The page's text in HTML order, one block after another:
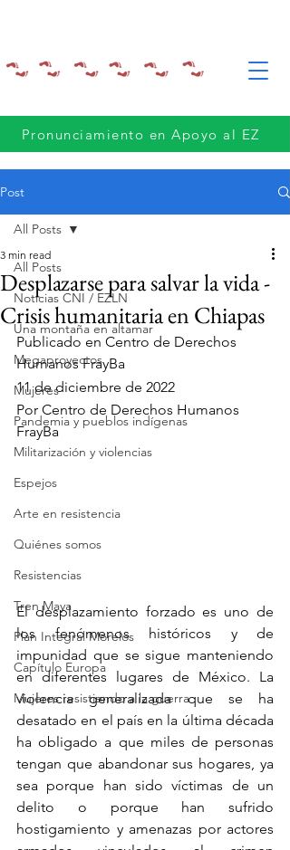
Pronunciamiento en Apoyo al EZ
Post
All Posts
Noticias CNI / EZLN
Una montaña en altamar
Megaproyectos
Mujeres
Pandemia y pueblos indígenas
Militarización y violencias
Espejos
Arte en resistencia
Quiénes somos
Resistencias
Tren Maya
Plan Integral Morelos
Capítulo Europa
Mujeres resistiendo a la guerra
All Posts
Desplazarse para salvar la vida -
Crisis humanitaria en Chiapas
3 min read
Publicado en Centro de Derechos
Humanos FrayBa
11 de diciembre de 2022
Por Centro de Derechos Humanos
FrayBa
El desplazamiento forzado es uno de
los fenómenos históricos y de
impunidad que se sigue manteniendo
en diferentes lugares de México. La
violencia generalizada que se ha
desatado en el país en la última década
ha obligado a que miles de personas
tengan que abandonar sus hogares, ya
sea porque han sido víctimas de un
delito o porque han sufrido
hostigamiento y amenazas por actores